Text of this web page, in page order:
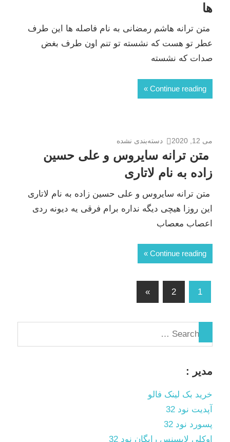
ها
متن ترانه هاشم رمضانی به نام فاصله ها این طرف
عطر تو هست که نشسته تو تنم اون طرف بغض
صدات که نشسته
Continue reading
می 12, 2020 دسته‌بندی نشده
متن ترانه سایروس و علی حسین
زاده به نام لاتاری
متن ترانه سایروس و علی حسین زاده به نام لاتاری
این روزا هیچی دیگه نداره برام فرقی یه دیونه ردی
اعصاب معصاب
Continue reading
صفحه‌بندی
1
2
Next
Posts
»
مدیر :
خرید بک لینک فالو
آپدیت نود 32
پسورد نود 32
اوکلی لایسنس رایگان نود 32